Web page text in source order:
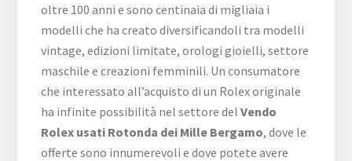
oltre 100 anni e sono centinaia di migliaia i
modelli che ha creato diversificandoli tra modelli
vintage, edizioni limitate, orologi gioielli, settore
maschile e creazioni femminili. Un consumatore
che interessato all’acquisto di un Rolex originale
ha infinite possibilità nel settore delVendo
Rolex usati Rotonda dei Mille Bergamo, dove le
offerte sono innumerevoli e dove potete avere